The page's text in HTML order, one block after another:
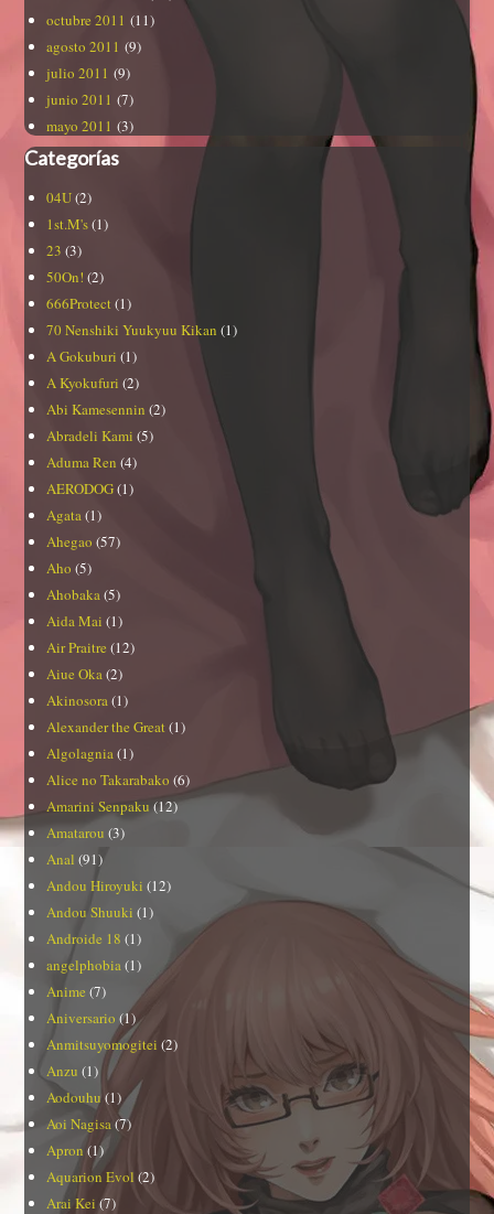
octubre 2011 (11)
agosto 2011 (9)
julio 2011 (9)
junio 2011 (7)
mayo 2011 (3)
Categorías
04U(2)
1st.M's(1)
23 (3)
50On! (2)
666Protect (1)
70 Nenshiki Yuukyuu Kikan (1)
A Gokuburi (1)
A Kyokufuri (2)
Abi Kamesennin (2)
Abradeli Kami (5)
Aduma Ren (4)
AERODOG(1)
Agata (1)
Ahegao (57)
Aho (5)
Ahobaka (5)
Aida Mai (1)
Air Praitre (12)
Aiue Oka (2)
Akinosora (1)
Alexander the Great (1)
Algolagnia (1)
Alice no Takarabako (6)
Amarini Senpaku (12)
Amatarou (3)
Anal (91)
Andou Hiroyuki (12)
Andou Shuuki (1)
Androide 18 (1)
angelphobia (1)
Anime (7)
Aniversario (1)
Anmitsuyomogitei (2)
Anzu (1)
Aodouhu(1)
Aoi Nagisa (7)
Apron (1)
Aquarion Evol (2)
Arai Kei (7)